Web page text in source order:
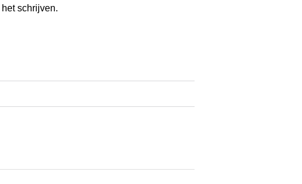
schrijven.